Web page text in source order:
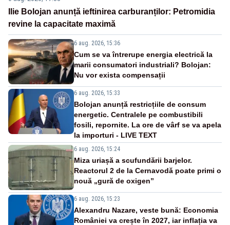
Ilie Bolojan anunță ieftinirea carburanților: Petromidia
revine la capacitate maximă
6 aug. 2026, 15:36
Cum se va întrerupe energia electrică la
marii consumatori industriali? Bolojan:
Nu vor exista compensații
6 aug. 2026, 15:33
Bolojan anunță restricțiile de consum
energetic. Centralele pe combustibili
fosili, repornite. La ore de vârf se va apela
la importuri - LIVE TEXT
6 aug. 2026, 15:24
Miza uriașă a scufundării barjelor.
Reactorul 2 de la Cernavodă poate primi o
nouă „gură de oxigen”
6 aug. 2026, 15:23
Alexandru Nazare, veste bună: Economia
României va crește în 2027, iar inflația va